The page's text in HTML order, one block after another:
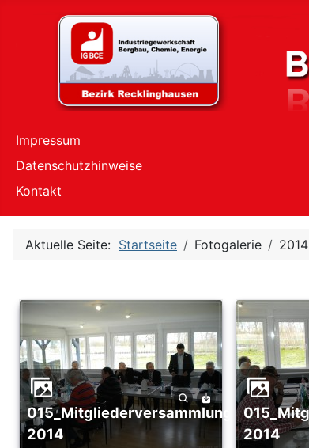
Impressum
Datenschutzhinweise
Kontakt
Aktuelle Seite: Startseite Fotogalerie 2014
015_Mitgliederversammlung_02-
2014
015_Mitgliederversammlung_02-
2014